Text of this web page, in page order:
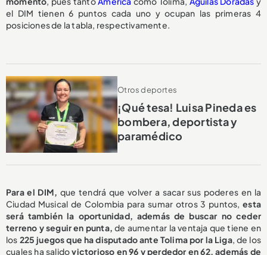
el DIM tienen 6 puntos cada uno y ocupan las primeras 4
posiciones de la tabla, respectivamente.
Otros deportes
¡Qué tesa! Luisa Pineda es
bombera, deportista y
paramédico
Para el DIM, que tendrá que volver a sacar sus poderes en la
Ciudad Musical de Colombia para sumar otros 3 puntos,esta
será también la oportunidad, además de buscar no ceder
terreno y seguir en punta, de aumentar la ventaja que tiene en
los 225 juegos que ha disputado ante Tolima por la Liga, de los
cuales ha salidovictorioso en 96 y perdedor en 62, además de